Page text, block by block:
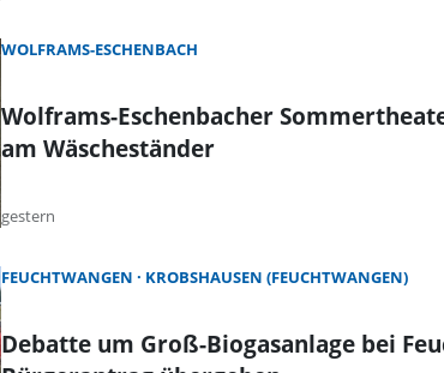
WOLFRAMS-ESCHENBACH
Wolframs-Eschenbacher
am Wäscheständer
gestern
FEUCHTWANGEN KROBSHAUSEN (FEUCHTWANGEN)
Debatte um Groß-Biogasanlage bei